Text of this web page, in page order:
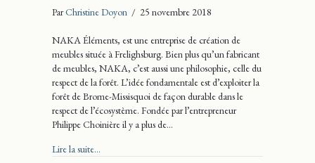
ParChristine Doyon / 25 novembre 2018
NAKA Éléments, est une entreprise de création de
meubles située à Frelighsburg. Bien plus qu’un fabricant
de meubles, NAKA, c’est aussi une philosophie, celle du
respect de la forêt. L’idée fondamentale est d’exploiter la
forêt de Brome-Missisquoi de façon durable dans le
respect de l’écosystème. Fondée par l’entrepreneur
Philippe Choinière il y a plus de…
Lire la suite...